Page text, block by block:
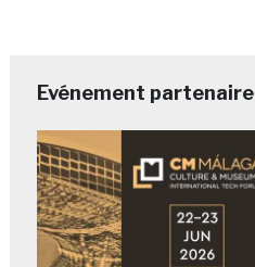
Evénement partenaire